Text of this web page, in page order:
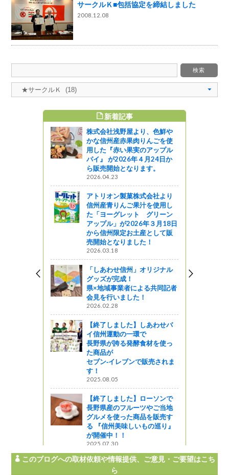
サークルＫ■包括協定を締結しました
2008.12.08
新着記事
株式会社浅野屋より、色鮮や
かな信州産赤果肉りんごを使
用した『赤い果実のアップル
パイ』 が2026年４月24日か
ら販売開始となります。
2026.04.23
アトリオン製菓株式会社より
信州産青りんご果汁を使用し
た「ヨーグレット グリーン
アップル」が2026年３月18日
から信州限定お土産として販
売開始となりました！
2026.03.18
「しあわせ信州」オリジナル
グッズが完成！
県×地域事業者による共同記者
会見を行いました！
2026.02.28
【終了しました】しあわせバ
イ信州運動の一環で
長野県が誇る発酵食材を使っ
た商品が
セブン‐イレブンで販売されま
す！
2025.08.05
【終了しました】ローソンで
長野県産のフルーツやご当地
グルメを使った商品を販売す
る 『信州美味しいもの巡り』
が開催中！！
2025.07.30
このブログへの取材依頼や情報提供、ご意見・ご要望はこち
ら